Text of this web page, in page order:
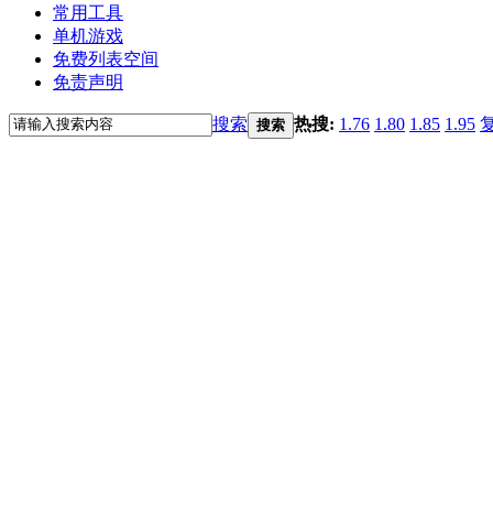
常用工具
单机游戏
免费列表空间
免责声明
搜索 搜索 热搜: 1.76 1.80 1.85 1.95